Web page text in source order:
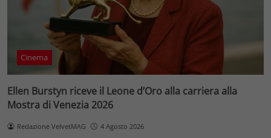
Cinema
Ellen Burstyn riceve il Leone d’Oro alla carriera alla
Mostra di Venezia 2026
Redazione VelvetMAG 4 Agosto 2026